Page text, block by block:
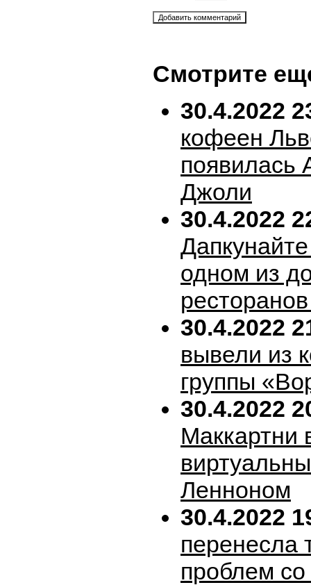
Смотрите
30.4.2022
кофеен
появилась
Джоли
30.4.2022
одном из
30.4.2022
вывели из
группы
30.4.2022
Маккартни
Ленноном
30.4.2022
перенесла
проблем